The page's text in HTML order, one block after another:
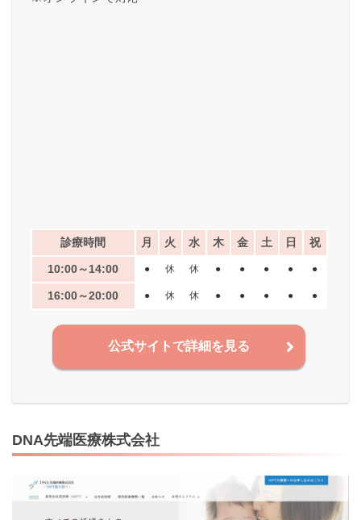
診療時間 月 火 水 木 金 土 日 祝
10:00～14:00 ● 休 休 ● ● ● ● ●
16:00～20:00 ● 休 休 ● ● ● ● ●
公式サイトで詳細を見る
DNA先端医療株式会社